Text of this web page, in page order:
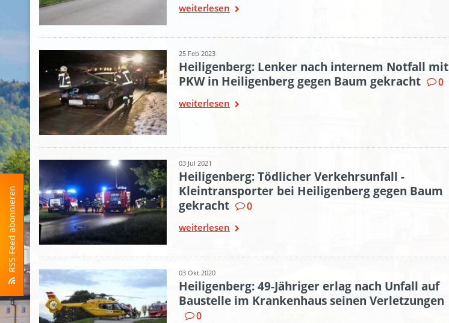
RSS-Feed abonnieren
weiterlesen
25 Feb 2023
Heiligenberg: Lenker nach internem Notfall mit
PKW in Heiligenberg gegen Baum gekracht
0
weiterlesen
03 Jul 2021
Heiligenberg: Tödlicher Verkehrsunfall -
Kleintransporter bei Heiligenberg gegen Baum
gekracht
0
weiterlesen
03 Okt 2020
Heiligenberg: 49-Jähriger erlag nach Unfall auf
Baustelle im Krankenhaus seinen Verletzungen
0